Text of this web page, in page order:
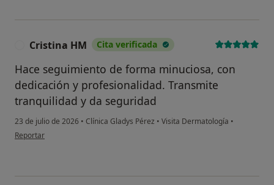
Cristina HM Cita verificada
Hace seguimiento de forma minuciosa, con
dedicación y profesionalidad. Transmite
tranquilidad y da seguridad
23 de julio de 2026 • Clínica Gladys Pérez • Visita Dermatología •
en opinión del usuario Cristina HM
Reportar